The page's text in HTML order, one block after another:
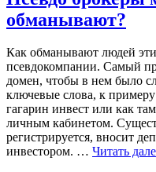
обманывают?
Как обманывают людей
псевдокомпании. Самый
домен, чтобы в нем было
ключевые слова, к
гагарин инвест или как
личным кабинетом.
регистрируется, вносит
инвестором. … Читать